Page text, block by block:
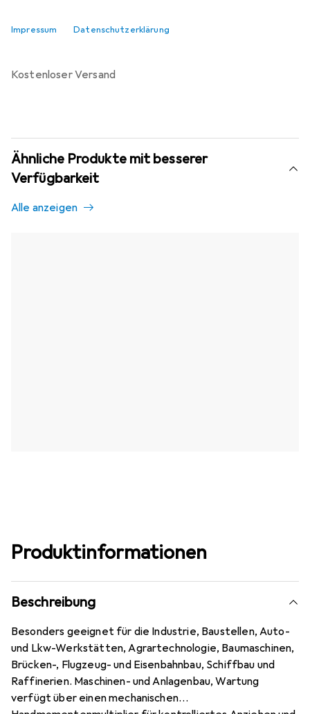
Impressum Datenschutzerklärung
kostenloser Versand
Ähnliche Produkte mit besserer
Verfügbarkeit
Alle anzeigen
Produktinformationen
Beschreibung
Besonders geeignet für die Industrie, Baustellen, Auto-
und Lkw-Werkstätten, Agrartechnologie, Baumaschinen,
Brücken-, Flugzeug- und Eisenbahnbau, Schiffbau und
Raffinerien. Maschinen- und Anlagenbau, Wartung
verfügt über einen mechanischen